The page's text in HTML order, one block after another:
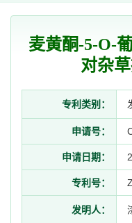
麦黄酮-5-O-
对杂
专利类别：
申请号：
申请日期：
专利号：
发明人：